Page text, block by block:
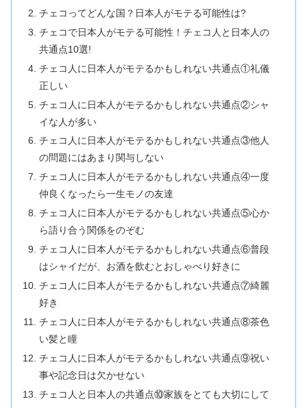
チェコってどんな国？日本人がモテる可能性は?
チェコで日本人がモテる可能性！チェコ人と日本人の
共通点10選!
チェコ人に日本人がモテるかもしれない共通点①礼儀
正しい
チェコ人に日本人がモテるかもしれない共通点②シャ
イな人が多い
チェコ人に日本人がモテるかもしれない共通点③他人
の問題にはあまり関与しない
チェコ人に日本人がモテるかもしれない共通点④一度
仲良くなったら一生モノの友達
チェコ人に日本人がモテるかもしれない共通点⑤心か
ら語り合う関係をのぞむ
チェコ人に日本人がモテるかもしれない共通点⑥普段
はシャイだが、お酒を飲むとおしゃべり好きに
チェコ人に日本人がモテるかもしれない共通点⑦綺麗
好き
チェコ人に日本人がモテるかもしれない共通点⑧茶色
い髪と瞳
チェコ人に日本人がモテるかもしれない共通点⑨祝い
事や記念日は欠かせない
チェコ人と日本人の共通点⑩家族をとても大切にして